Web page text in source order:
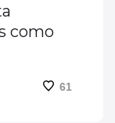
como
61